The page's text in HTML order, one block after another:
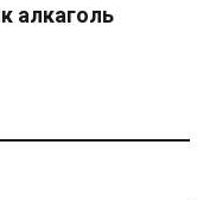
алкаголь